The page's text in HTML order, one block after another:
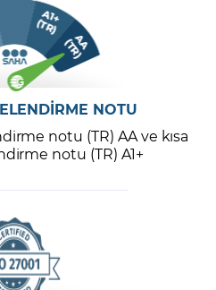
NOTU
notu (TR) AA ve kısa
notu (TR) A1+